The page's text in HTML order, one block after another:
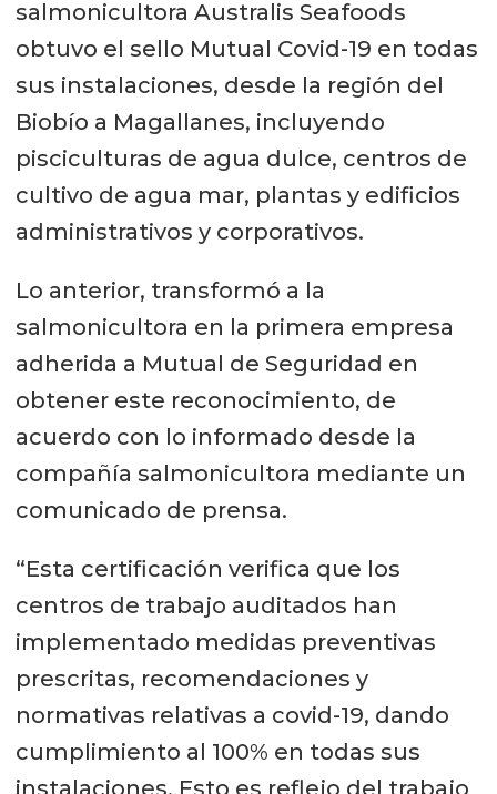
salmonicultora Australis Seafoods
obtuvo el sello Mutual Covid-19 en todas
sus instalaciones, desde la región del
Biobío a Magallanes, incluyendo
pisciculturas de agua dulce, centros de
cultivo de agua mar, plantas y edificios
administrativos y corporativos.
Lo anterior, transformó a la
salmonicultora en la primera empresa
adherida a Mutual de Seguridad en
obtener este reconocimiento, de
acuerdo con lo informado desde la
compañía salmonicultora mediante un
comunicado de prensa.
“Esta certificación verifica que los
centros de trabajo auditados han
implementado medidas preventivas
prescritas, recomendaciones y
normativas relativas a covid-19, dando
cumplimiento al 100% en todas sus
instalaciones. Esto es reflejo del trabajo